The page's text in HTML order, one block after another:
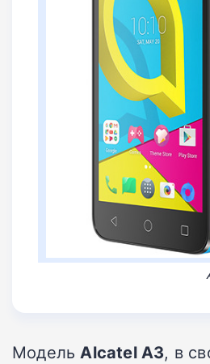
МодельAlcatel A3, в